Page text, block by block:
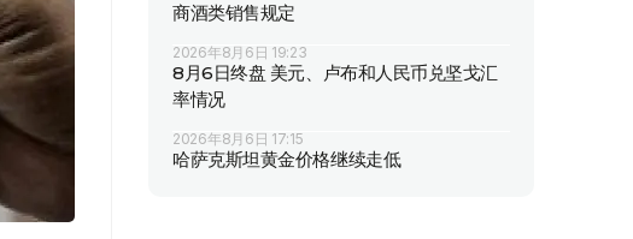
商酒类销售规定
2026年8月6日 19:23
8月6日终盘 美元、卢布和人民币兑坚戈汇
率情况
2026年8月6日 17:15
哈萨克斯坦黄金价格继续走低